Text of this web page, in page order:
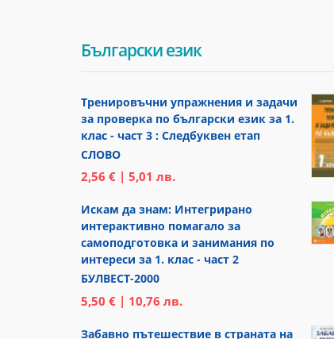
Български език
Тренировъчни упражнения и задачи
за проверка по български език за 1.
клас - част 3 : Следбуквен етап
СЛОВО
2,56 € | 5,01 лв.
Искам да знам: Интегрирано
интерактивно помагало за
самоподготовка и занимания по
интереси за 1. клас - част 2
БУЛВЕСТ-2000
5,50 € | 10,76 лв.
Забавно пътешествие в страната на